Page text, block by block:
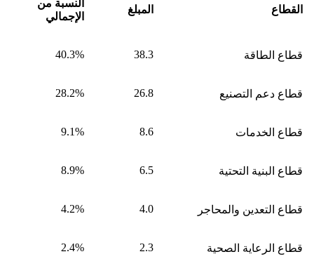
القطاع المبلغ
النسبة من
الإجمالي
قطاع الطاقة 38.3
40.3%
قطاع دعم التصنيع 26.8
28.2%
قطاع الخدمات 8.6
9.1%
قطاع البنية التحتية 6.5
8.9%
قطاع التعدين والمحاجر 4.0
4.2%
قطاع الرعاية الصحية 2.3
2.4%